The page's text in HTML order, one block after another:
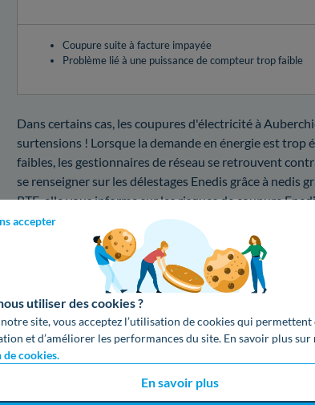
accepter
utiliser des cookies ?
site, vous acceptez l’utilisation de cookies qui
et d’améliorer les performances du site. En savoir plus sur
cookies.
En savoir plus
Coupure suite à facture impayée
Problème lié à une puissance de compteur trop faible
Dans certains cas, les coupures d'électricité à
surtensions ! Lorsque la demande en énergie est
faibles, les gestionnaires de réseau se retrouvent
se renseigner sur les délestages Enedis grâce à nedis
RTE, elle vous informe sur les risques de coupure
oranges, il faudra surveiller votre consommation
est le coût à payer) pour une intervention dans le cas
Quel est le coût d'une intervention au sein
Vous désirez connaître les prix d'un dépannage
bas, trouvez les renseignements sur le prix d'un tel
Changer la puissance de votre compteur électrique
Calculez votre facture pour un changement de